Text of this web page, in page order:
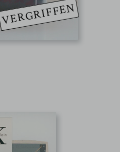
VERGRIFFEN